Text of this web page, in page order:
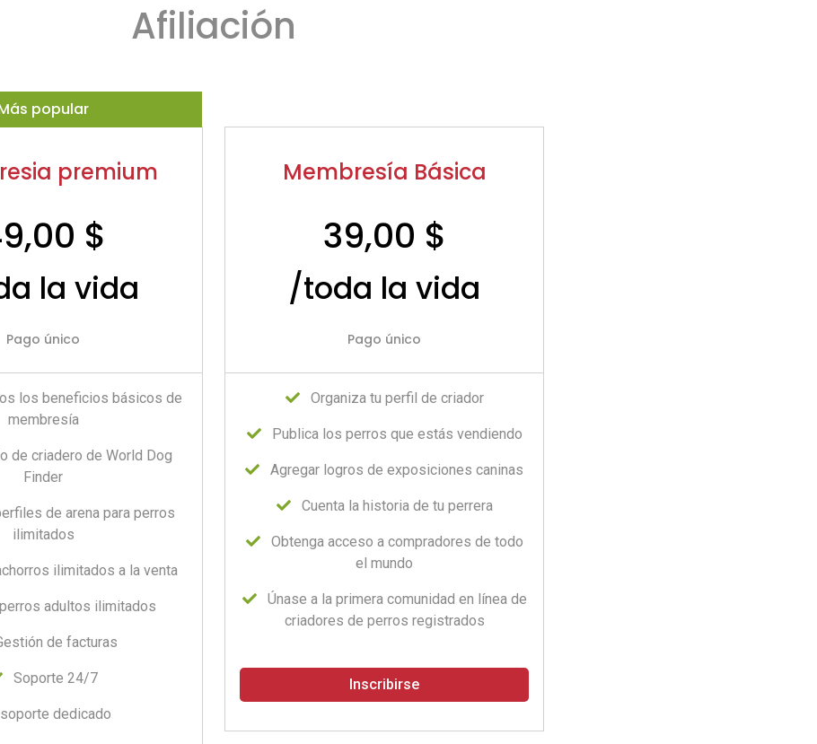
Afiliación
popular
premium
$
la vida
Pago único
los beneficios básicos de
membresía
de criadero de World Dog
Finder
de arena para perros
ilimitados
ilimitados a la venta
adultos ilimitados
de facturas
Soporte 24/7
soporte dedicado
Membresía Básica
39,00 $
/toda la vida
Pago único
Organiza tu perfil de criador
Publica los perros que estás vendiendo
Agregar logros de exposiciones caninas
Cuenta la historia de tu perrera
Obtenga acceso a compradores de todo
el mundo
Únase a la primera comunidad en línea de
criadores de perros registrados
Inscribirse